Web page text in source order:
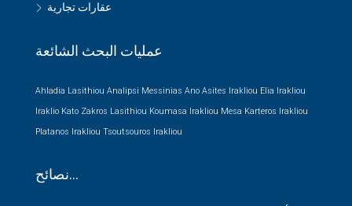
عقارات تجارية
عمليات البحث الشائعة
Ahladia Lasithiou Analipsi Messinias Ano Asites Irakliou Elia Irakliou
Iraklio Kato Zakros Lasithiou Koumasa Irakliou Mesa Karteros Irakliou
Platanos Irakliou Tsoutsouros Irakliou
نصائح…